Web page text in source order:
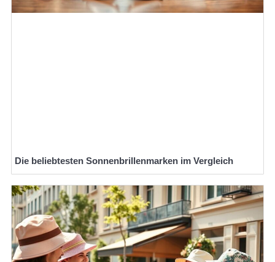
Die beliebtesten Sonnenbrillenmarken im Vergleich